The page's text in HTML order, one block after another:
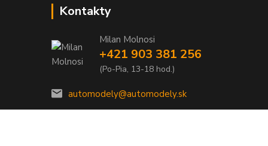
Kontakty
Milan Molnosi
+421 903 381 256
(Po-Pia, 13-18 hod.)
automodely@automodely.sk